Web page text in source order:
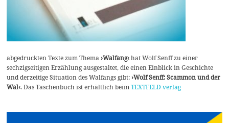
abgedruckten Texte zum Thema›Walfang‹hat Wolf Senff zu einer
sechzigseitigen Erzählung ausgestaltet, die einen Einblick in Geschichte
und derzeitige Situation des Walfangs gibt:›Wolf Senff: Scammon und der
Wal‹. Das Taschenbuch ist erhältlich beimTEXTFELD verlag